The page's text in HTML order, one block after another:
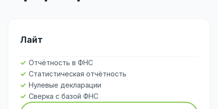
Лайт
Отчётность в ФНС
Статистическая отчётность
Нулевые декларации
Сверка с базой ФНС